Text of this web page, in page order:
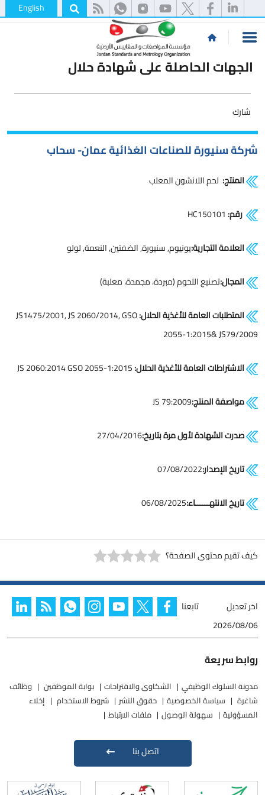
English
الجهات الحاصلة على شهادة حلال
شارك
شركة سنيورة للصناعات الغذائية عمان- سحاب
المنتج: لحم اللانشون المعلب
رقم: HC150101
العلامة التجارية:يونيوم, سنيورة, الضفتين, النعمة, لولو
المجال:تصنيع اللحوم (مبردة، مجمدة، معلبة)
المتطلبات العامة للأغذية الحلال:JS1475/2001, JS 2060/2014, GSO
2055-1:2015& JS79/2009
الاشتراطات العامة للأغذية الحلال:
مواصفة المنتج:JS 79:2009
صدرت الشهادة لأول مرة بتاريخ:27/04/2016​
تاريخ الإصدار:07/08/2022​
تاريخ الانتهــــــاء:06/08/2025​
كيف تقيم محتوى الصفحة؟
اخر تعديل
2026/08/06
تابعنا
روابط سريعة
مدونة السلوك الوظيفي الشكاوى والاقتراحات بوابة الموظفين
وظائف
شاغرة
سياسة الخصوصية حقوق النشر شروط الاستخدام
إخلاء
المسؤولية
سهولة الوصول ملفات الارتباط
اتصل بنا